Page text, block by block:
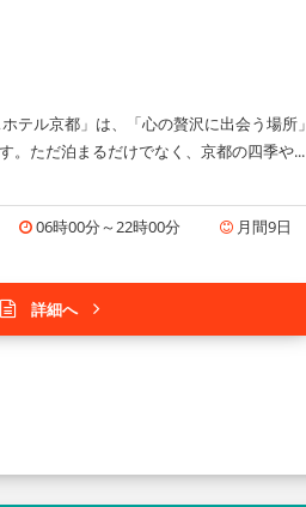
テル京都」は、「心の贅沢に出会う場所」
。ただ泊まるだけでなく、京都の四季や...
06時00分～22時00分 月間9日
詳細へ